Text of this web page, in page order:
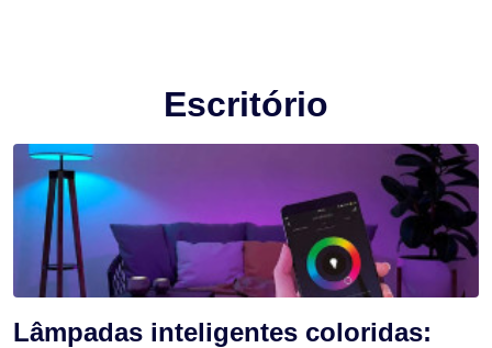
Escritório
Lâmpadas inteligentes coloridas: